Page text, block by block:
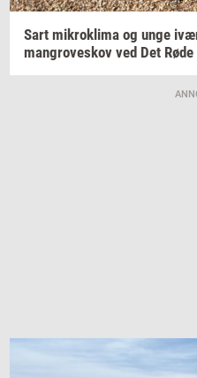
Sart mi­krokli­ma og unge
man­grove­skov ved Det